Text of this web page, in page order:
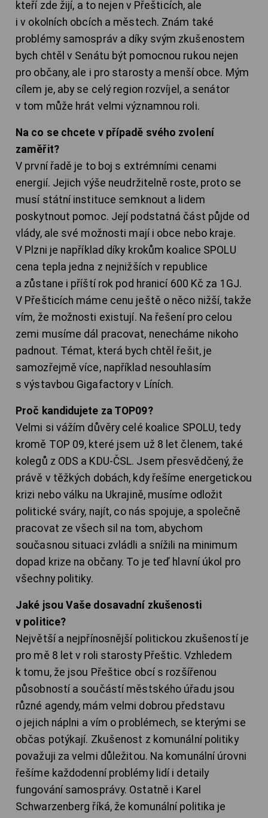
kteří zde žijí, a to nejen v Přešticích, ale
i v okolních obcích a městech. Znám také
problémy samospráv a díky svým zkušenostem
bych chtěl v Senátu být pomocnou rukou nejen
pro občany, ale i pro starosty a menší obce. Mým
cílem je, aby se celý region rozvíjel, a senátor
v tom může hrát velmi významnou roli.
Na co se chcete v případě svého zvolení
zaměřit?
V první řadě je to boj s extrémními cenami
energií. Jejich výše neudržitelně roste, proto se
musí státní instituce semknout a lidem
poskytnout pomoc. Její podstatná část půjde od
vlády, ale své možnosti mají i obce nebo kraje.
V Plzni je například díky krokům koalice SPOLU
cena tepla jedna z nejnižších v republice
a zůstane i příští rok pod hranicí 600 Kč za 1GJ.
V Přešticích máme cenu ještě o něco nižší, takže
vím, že možnosti existují. Na řešení pro celou
zemi musíme dál pracovat, nenecháme nikoho
padnout. Témat, která bych chtěl řešit, je
samozřejmě více, například nesouhlasím
s výstavbou Gigafactory v Líních.
Proč kandidujete za TOP09?
Velmi si vážím důvěry celé koalice SPOLU, tedy
kromě TOP 09, které jsem už 8 let členem, také
kolegů z ODS a KDU-ČSL. Jsem přesvědčený, že
právě v těžkých dobách, kdy řešíme energetickou
krizi nebo válku na Ukrajině, musíme odložit
politické sváry, najít, co nás spojuje, a společně
pracovat ze všech sil na tom, abychom
současnou situaci zvládli a snížili na minimum
dopad krize na občany. To je teď hlavní úkol pro
všechny politiky.
Jaké jsou Vaše dosavadní zkušenosti
v politice?
Největší a nejpřínosnější politickou zkušeností je
pro mě 8 let v roli starosty Přeštic. Vzhledem
k tomu, že jsou Přeštice obcí s rozšířenou
působností a součástí městského úřadu jsou
různé agendy, mám velmi dobrou představu
o jejich náplni a vím o problémech, se kterými se
občas potýkají. Zkušenost z komunální politiky
považuji za velmi důležitou. Na komunální úrovni
řešíme každodenní problémy lidí i detaily
fungování samosprávy. Ostatně i Karel
Schwarzenberg říká, že komunální politika je